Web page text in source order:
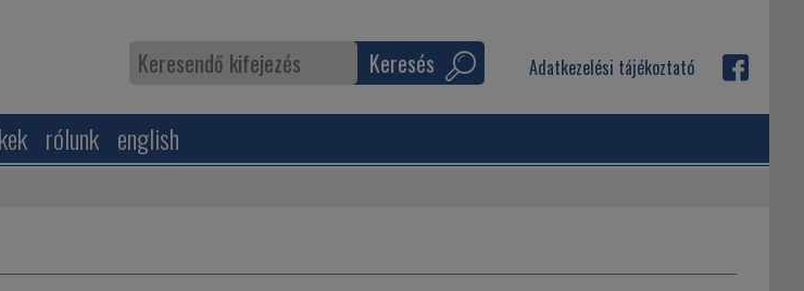
rólunk english
Keresés Adatkezelési tájékoztató